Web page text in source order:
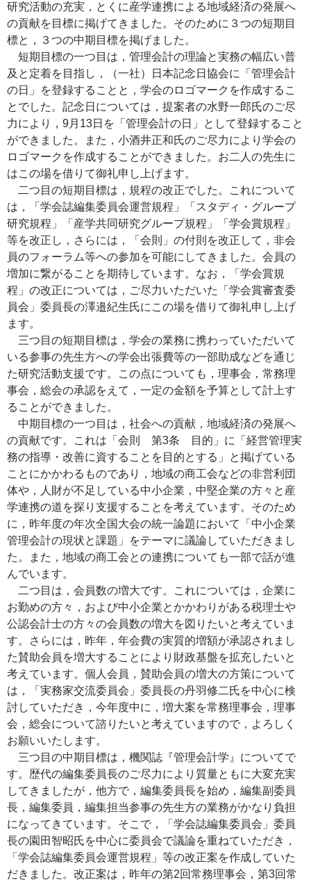
研究活動の充実，とくに産学連携による地域経済の発展へ
の貢献を目標に掲げてきました。そのために３つの短期目
標と，３つの中期目標を掲げました。
短期目標の一つ目は，管理会計の理論と実務の幅広い普
及と定着を目指し，（一社）日本記念日協会に「管理会計
の日」を登録することと，学会のロゴマークを作成するこ
とでした。記念日については，提案者の水野一郎氏のご尽
力により，9月13日を「管理会計の日」として登録すること
ができました。また，小酒井正和氏のご尽力により学会の
ロゴマークを作成することができました。お二人の先生に
はこの場を借りて御礼申し上げます。
二つ目の短期目標は，規程の改正でした。これについて
は，「学会誌編集委員会運営規程」「スタディ・グループ
研究規程」「産学共同研究グループ規程」「学会賞規程」
等を改正し，さらには，「会則」の付則を改正して，非会
員のフォーラム等への参加を可能にしてきました。会員の
増加に繋がることを期待しています。なお，「学会賞規
程」の改正については，ご尽力いただいた「学会賞審査委
員会」委員長の澤邉紀生氏にこの場を借りて御礼申し上げ
ます。
三つ目の短期目標は，学会の業務に携わっていただいて
いる参事の先生方への学会出張費等の一部助成などを通じ
た研究活動支援です。この点についても，理事会，常務理
事会，総会の承認をえて，一定の金額を予算として計上す
ることができました。
中期目標の一つ目は，社会への貢献，地域経済の発展へ
の貢献です。これは「会則 第3条 目的」に「経営管理実
務の指導・改善に資することを目的とする」と掲げている
ことにかかわるものであり，地域の商工会などの非営利団
体や，人財が不足している中小企業，中堅企業の方々と産
学連携の道を探り支援することを考えています。そのため
に，昨年度の年次全国大会の統一論題において「中小企業
管理会計の現状と課題」をテーマに議論していただきまし
た。また，地域の商工会との連携についても一部で話が進
んでいます。
二つ目は，会員数の増大です。これについては，企業に
お勤めの方々，および中小企業とかかわりがある税理士や
公認会計士の方々の会員数の増大を図りたいと考えていま
す。さらには，昨年，年会費の実質的増額が承認されまし
た賛助会員を増大することにより財政基盤を拡充したいと
考えています。個人会員，賛助会員の増大の方策について
は，「実務家交流委員会」委員長の丹羽修二氏を中心に検
討していただき，今年度中に，増大案を常務理事会，理事
会，総会について諮りたいと考えていますので，よろしく
お願いいたします。
三つ目の中期目標は，機関誌『管理会計学』についてで
す。歴代の編集委員長のご尽力により質量ともに大変充実
してきましたが，他方で，編集委員長を始め，編集副委員
長，編集委員，編集担当参事の先生方の業務がかなり負担
になってきています。そこで，「学会誌編集委員会」委員
長の園田智昭氏を中心に委員会で議論を重ねていただき，
「学会誌編集委員会運営規程」等の改正案を作成していた
だきました。改正案は，昨年の第2回常務理事会，第3回常